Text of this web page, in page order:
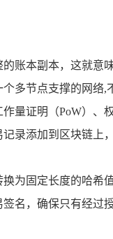
账本副本，这就意
多节点支撑的网络,
量证明（PoW）、
录添加到区块链上
为固定长度的哈希
名，确保只有经过